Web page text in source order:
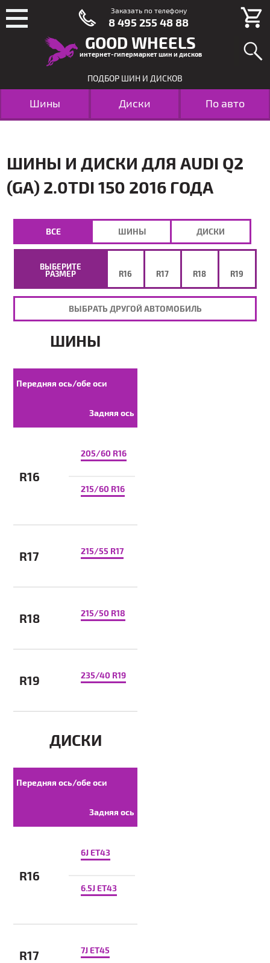
GOOD WHEELS
интернет-гипермаркет шин и дисков
ПОДБОР ШИН И ДИСКОВ
Шины Диски По авто
ШИНЫ И ДИСКИ ДЛЯ AUDI Q2
(GA) 2.0TDI 150 2016 ГОДА
ВЫБЕРИТЕ
РАЗМЕР
R16 R17 R18 R19
ВЫБРАТЬ ДРУГОЙ АВТОМОБИЛЬ
ВСЕ ШИНЫ ДИСКИ
ШИНЫ
Передняя ось/обе оси
Задняя ось
R16
205/60 R16
215/60 R16
R17 215/55 R17
R18 215/50 R18
R19 235/40 R19
ДИСКИ
Передняя ось/обе оси
Задняя ось
R16
6J ET43
6.5J ET43
R17 7J ET45
Заказать по телефону
8 495 255 48 88